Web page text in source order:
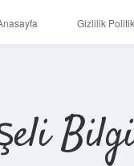
Gizlilik